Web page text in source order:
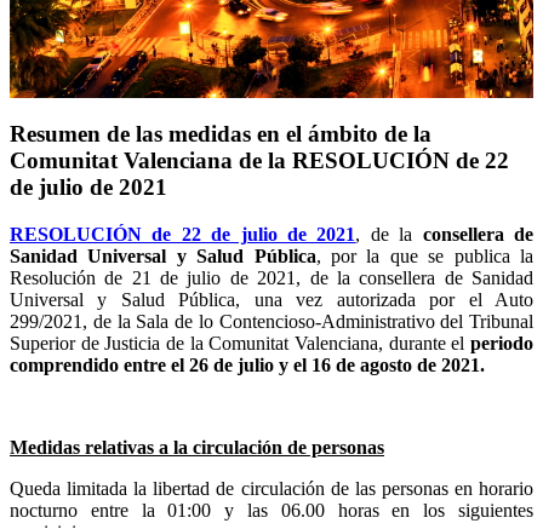
Resumen de las medidas en el ámbito de la
Comunitat Valenciana de la RESOLUCIÓN de 22
de julio de 2021
RESOLUCIÓN de 22 de julio de 2021, de la consellera de
Sanidad Universal y Salud Pública, por la que se publica la
Resolución de 21 de julio de 2021, de la consellera de Sanidad
Universal y Salud Pública, una vez autorizada por el Auto
299/2021, de la Sala de lo Contencioso-Administrativo del Tribunal
Superior de Justicia de la Comunitat Valenciana, durante el periodo
comprendido entre el 26 de julio y el 16 de agosto de 2021.
Medidas relativas a la circulación de personas
Queda limitada la libertad de circulación de las personas en horario
nocturno entre la 01:00 y las 06.00 horas en los siguientes